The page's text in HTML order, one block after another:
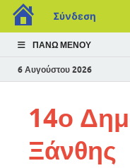
Σύνδεση
ΠΆΝΩ ΜΕΝΟΎ
6 Αυγούστου 2026
14ο
Ξάνθης